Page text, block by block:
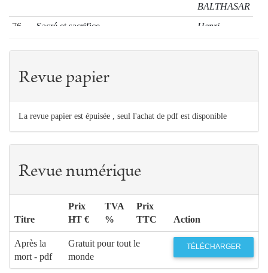
BALTHASAR
76
Sacré et sacrifice
Henri
Revue papier
La revue papier est épuisée , seul l'achat de pdf est disponible
Revue numérique
Titre
Prix
HT €
TVA
%
Prix
TTC
Action
Après la
mort - pdf
Gratuit pour tout le
monde
TÉLÉCHARGER